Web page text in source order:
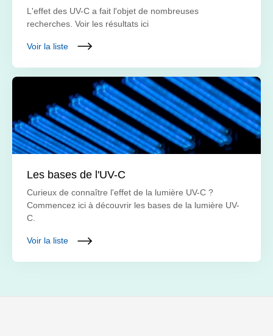
L'effet des UV-C a fait l'objet de nombreuses
recherches. Voir les résultats ici
Voir la liste
Les bases de l'UV-C
Curieux de connaître l'effet de la lumière UV-C ?
Commencez ici à découvrir les bases de la lumière UV-
C.
Voir la liste